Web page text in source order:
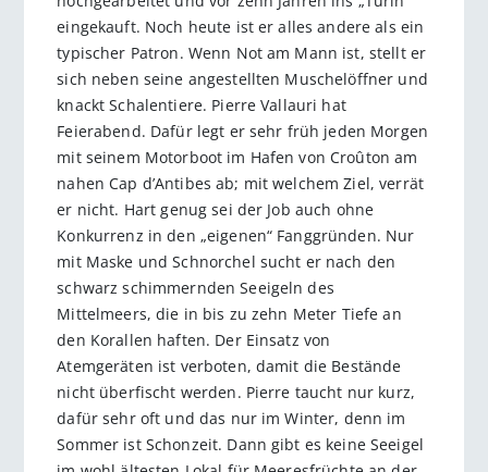
eingekauft. Noch heute ist er alles andere als ein
typischer Patron. Wenn Not am Mann ist, stellt er
sich neben seine angestellten Muschelöffner und
knackt Schalentiere. Pierre Vallauri hat
Feierabend. Dafür legt er sehr früh jeden Morgen
mit seinem Motorboot im Hafen von Croûton am
nahen Cap d’Antibes ab; mit welchem Ziel, verrät
er nicht. Hart genug sei der Job auch ohne
Konkurrenz in den „eigenen“ Fanggründen. Nur
mit Maske und Schnorchel sucht er nach den
schwarz schimmernden Seeigeln des
Mittelmeers, die in bis zu zehn Meter Tiefe an
den Korallen haften. Der Einsatz von
Atemgeräten ist verboten, damit die Bestände
nicht überfischt werden. Pierre taucht nur kurz,
dafür sehr oft und das nur im Winter, denn im
Sommer ist Schonzeit. Dann gibt es keine Seeigel